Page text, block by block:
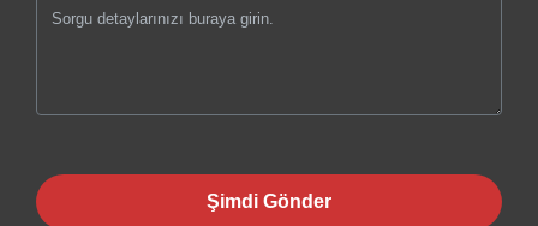
Şimdi Gönder